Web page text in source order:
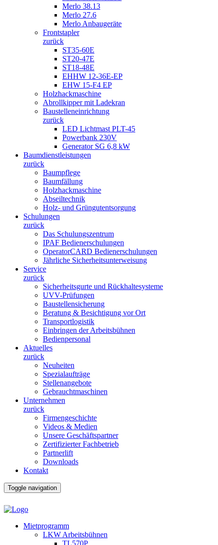
Merlo 38.13
Merlo 27.6
Merlo Anbaugeräte
Frontstapler
zurück
ST35-60E
ST20-47E
ST18-48E
EHHW 12-36E-EP
EHW 15-F4 EP
Holzhackmaschine
Abrollkipper mit Ladekran
Baustelleneinrichtung
zurück
LED Lichtmast PLT-45
Powerbank 230V
Generator SG 6,8 kW
Baumdienstleistungen
zurück
Baumpflege
Baumfällung
Holzhackmaschine
Abseiltechnik
Holz- und Grüngutentsorgung
Schulungen
zurück
Das Schulungszentrum
IPAF Bedienerschulungen
OperatorCARD Bedienerschulungen
Jährliche Sicherheitsunterweisung
Service
zurück
Sicherheitsgurte und Rückhaltesysteme
UVV-Prüfungen
Baustellensicherung
Beratung & Besichtigung vor Ort
Transportlogistik
Einbringen der Arbeitsbühnen
Bedienpersonal
Aktuelles
zurück
Neuheiten
Spezialaufträge
Stellenangebote
Gebrauchtmaschinen
Unternehmen
zurück
Firmengeschichte
Videos & Medien
Unsere Geschäftspartner
Zertifizierter Fachbetrieb
Partnerlift
Downloads
Kontakt
Toggle navigation
Mietprogramm
LKW Arbeitsbühnen
TL570P